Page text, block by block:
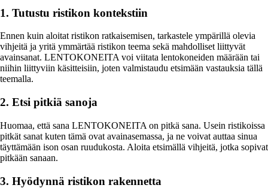
1. Tutustu ristikon kontekstiin
Ennen kuin aloitat ristikon ratkaisemisen, tarkastele ympärillä olevia
vihjeitä ja yritä ymmärtää ristikon teema sekä mahdolliset liittyvät
avainsanat. LENTOKONEITA voi viitata lentokoneiden määrään tai
niihin liittyviin käsitteisiin, joten valmistaudu etsimään vastauksia tällä
teemalla.
2. Etsi pitkiä sanoja
Huomaa, että sana LENTOKONEITA on pitkä sana. Usein ristikoissa
pitkät sanat kuten tämä ovat avainasemassa, ja ne voivat auttaa sinua
täyttämään ison osan ruudukosta. Aloita etsimällä vihjeitä, jotka sopivat
pitkään sanaan.
3. Hyödynnä ristikon rakennetta